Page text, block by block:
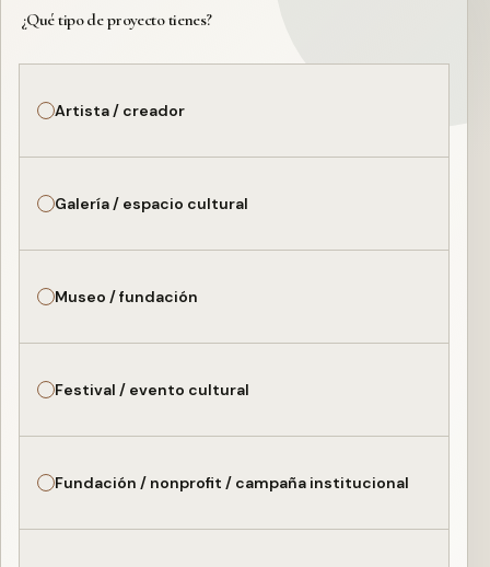
¿Qué tipo de proyecto tienes?
Artista / creador
Galería / espacio cultural
Museo / fundación
Festival / evento cultural
Fundación / nonprofit / campaña institucional